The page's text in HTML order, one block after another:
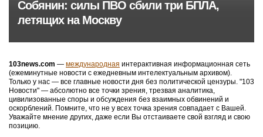
Собянин: силы ПВО сбили три БПЛА,
летящих на Москву
103news.com — международная интерактивная информационная сеть
(ежеминутные новости с ежедневным интелектуальным архивом).
Только у нас — все главные новости дня без политической цензуры. "103
Новости" — абсолютно все точки зрения, трезвая аналитика,
цивилизованные споры и обсуждения без взаимных обвинений и
оскорблений. Помните, что не у всех точка зрения совпадает с Вашей.
Уважайте мнение других, даже если Вы отстаиваете свой взгляд и свою
позицию.